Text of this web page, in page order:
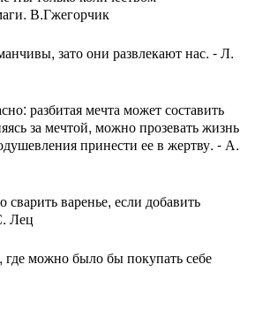
В.Гжегорчик
зато они развлекают нас. - Л.
разбитая мечта может составить
за мечтой, можно прозевать жизнь
принести ее в жертву. - А.
варенье, если добавить
Лец
можно было бы покупать себе